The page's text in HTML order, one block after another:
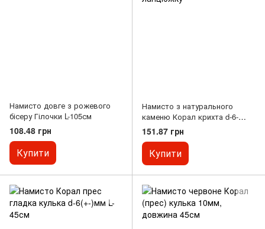
Намисто довге з рожевого
бісеру Гілочки L-105см
108.48 грн
Купити
Намисто з натурального
каменю Корал крихта d-6-
8мм+- L-45см+- на
подовжувальному ланцюжку
151.87 грн
Купити